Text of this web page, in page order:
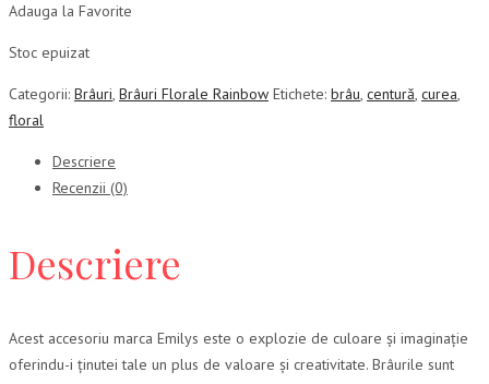
Adauga la Favorite
Stoc epuizat
Categorii: Brâuri, Brâuri Florale Rainbow Etichete: brâu, centură, curea,
floral
Descriere
Recenzii (0)
Descriere
Acest accesoriu marca Emilys este o explozie de culoare și imaginație
oferindu-i ținutei tale un plus de valoare și creativitate. Brâurile sunt